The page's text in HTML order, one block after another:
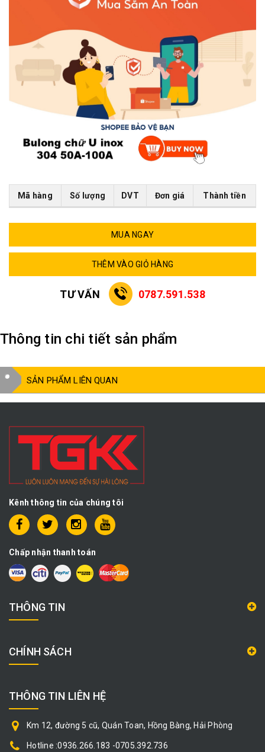
Mã hàng Số lượng DVT Đơn giá Thành tiền
MUA NGAY
THÊM VÀO GIỎ HÀNG
TƯ VẤN 0787.591.538
Thông tin chi tiết sản phẩm
SẢN PHẨM LIÊN QUAN
Kênh thông tin của chúng tôi
Chấp nhận thanh toán
THÔNG TIN
CHÍNH SÁCH
THÔNG TIN LIÊN HỆ
Km 12, đường 5 cũ, Quán Toan, Hồng Bàng, Hải Phòng
Hotline :0936.266.183 -0705.392.736